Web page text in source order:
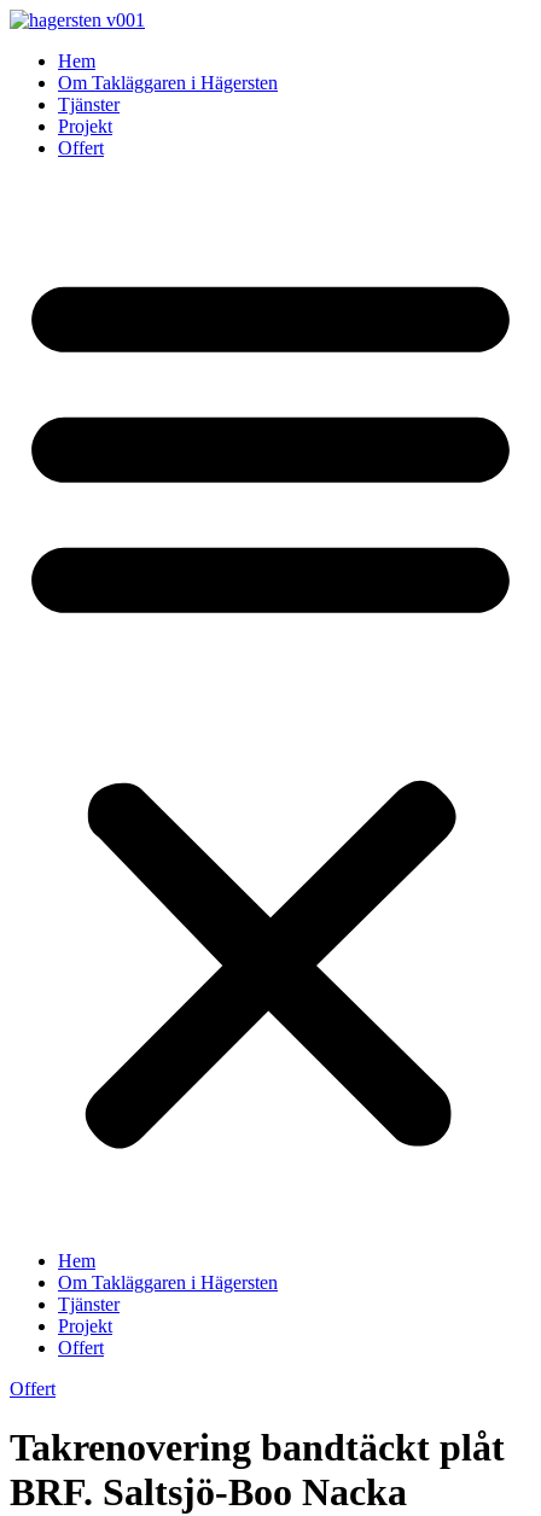
Skip
contentHem
Om Takläggaren i Hägersten
Tjänster
Projekt
Offert
Hem
Om Takläggaren i Hägersten
Tjänster
Projekt
Offert
Offert
Takrenovering bandtäckt plåt
BRF. Saltsjö-Boo Nacka